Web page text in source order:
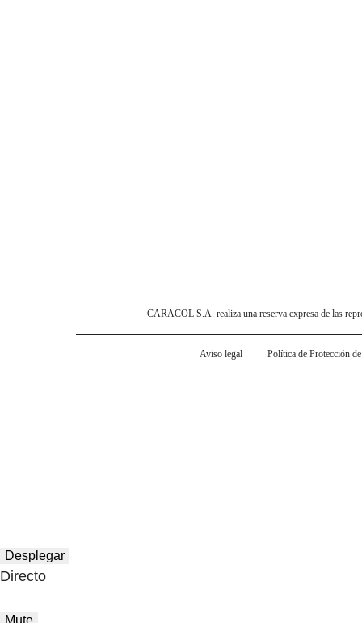
CARACOL S.A. realiza una reserva expresa de las
Aviso legal Política de Protección
Desplegar
Directo